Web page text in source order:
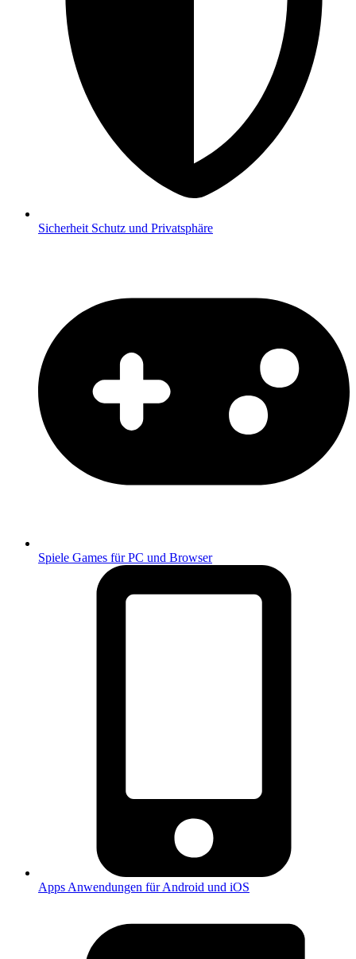
Sicherheit Schutz und Privatsphäre
Spiele Games für PC und Browser
Apps Anwendungen für Android und iOS